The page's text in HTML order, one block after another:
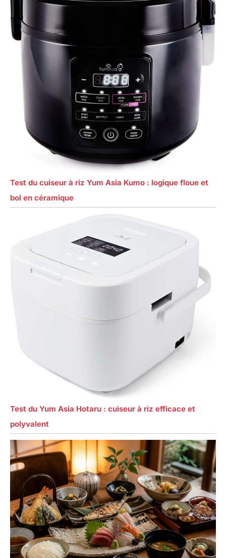
Test du cuiseur à riz Yum Asia Kumo : logique floue et
bol en céramique
Test du Yum Asia Hotaru : cuiseur à riz efficace et
polyvalent